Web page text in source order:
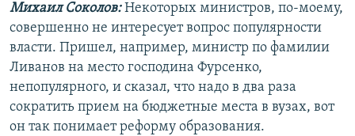
Михаил Соколов:Некоторых министров, по-моему,
совершенно не интересует вопрос популярности
власти. Пришел, например, министр по фамилии
Ливанов на место господина Фурсенко,
непопулярного, и сказал, что надо в два раза
сократить прием на бюджетные места в вузах, вот
он так понимает реформу образования.